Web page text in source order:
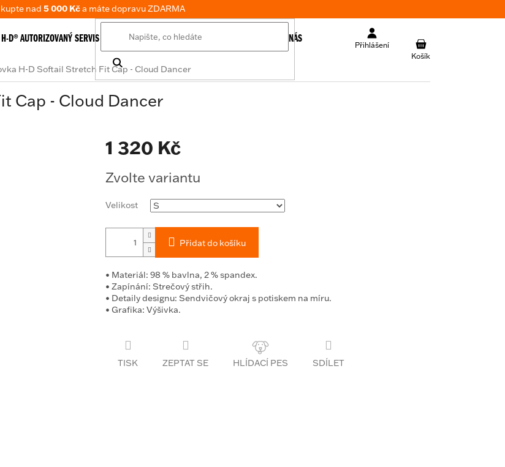
nad 5 000 Kča máte dopravu ZDARMA
Přihlášení
NÁKUPNÍ
KOŠÍK
H-D® AUTORIZOVANÝ SERVIS E-SHOP TABULKA VELIKOSTÍ O NÁS
H-D Softail Stretch Fit Cap - Cloud Dancer
Cap - Cloud Dancer
1 320 Kč
cena:
Zvolte variantu
Velikost
Přidat do košíku
• Materiál: 98 % bavlna, 2 % spandex.
• Zapínání: Strečový střih.
• Detaily designu: Sendvičový okraj s potiskem na míru.
• Grafika: Výšivka.
TISK ZEPTAT SE SDÍLET